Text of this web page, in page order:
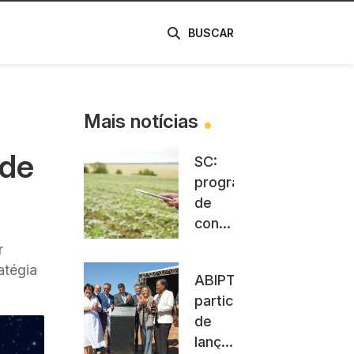
BUSCAR
Mais notícias
SC:
programa
de
conectividade
rodovias
é
aprovado
ABIPTI
participa
de
lançamento